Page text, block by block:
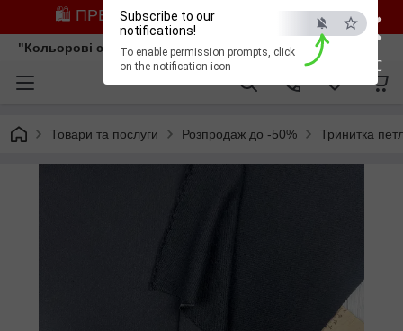
×
ESC
Subscribe to our
notifications!
To enable permission prompts, click
on the notification icon
🛍️ ПРЕДЗАМОВЛЕННЯ ЗІ ЗНИЖКОЮ
"Кольорові сни"
Товари та послуги Розпродаж до -50% Тринитка